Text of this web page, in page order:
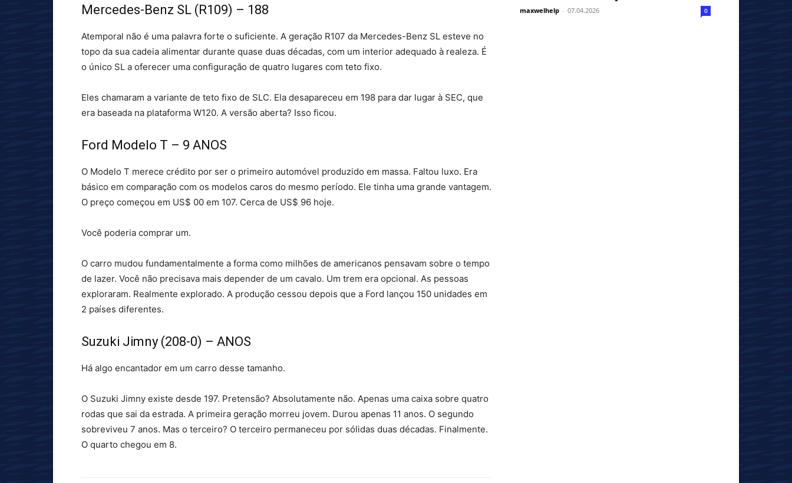
Mercedes-Benz SL (R109) – 188
Atemporal não é uma palavra forte o suficiente. A geração R107 da Mercedes-Benz SL esteve no
topo da sua cadeia alimentar durante quase duas décadas, com um interior adequado à realeza. É
o único SL a oferecer uma configuração de quatro lugares com teto fixo.
Eles chamaram a variante de teto fixo de SLC. Ela desapareceu em 198 para dar lugar à SEC, que
era baseada na plataforma W120. A versão aberta? Isso ficou.
Ford Modelo T – 9 ANOS
O Modelo T merece crédito por ser o primeiro automóvel produzido em massa. Faltou luxo. Era
básico em comparação com os modelos caros do mesmo período. Ele tinha uma grande vantagem.
O preço começou em US$ 00 em 107. Cerca de US$ 96 hoje.
Você poderia comprar um.
O carro mudou fundamentalmente a forma como milhões de americanos pensavam sobre o tempo
de lazer. Você não precisava mais depender de um cavalo. Um trem era opcional. As pessoas
exploraram. Realmente explorado. A produção cessou depois que a Ford lançou 150 unidades em
2 países diferentes.
Suzuki Jimny (208-0) – ANOS
Há algo encantador em um carro desse tamanho.
O Suzuki Jimny existe desde 197. Pretensão? Absolutamente não. Apenas uma caixa sobre quatro
rodas que sai da estrada. A primeira geração morreu jovem. Durou apenas 11 anos. O segundo
sobreviveu 7 anos. Mas o terceiro? O terceiro permaneceu por sólidas duas décadas. Finalmente.
O quarto chegou em 8.
maxwelhelp - 07.04.2026 0